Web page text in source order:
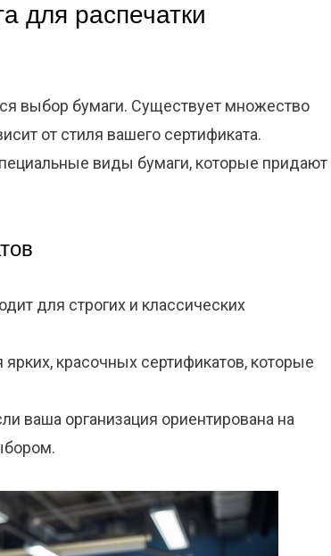
для распечатки
выбор бумаги. Существует множество
от стиля вашего сертификата.
виды бумаги, которые придают
для строгих и классических
красочных сертификатов, которые
ваша организация ориентирована на